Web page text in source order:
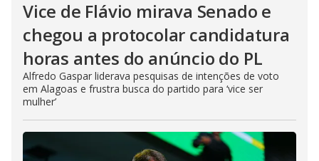
Vice de Flávio mirava Senado e
chegou a protocolar candidatura
horas antes do anúncio do PL
Alfredo Gaspar liderava pesquisas de intenções de voto
em Alagoas e frustra busca do partido para ‘vice ser
mulher’